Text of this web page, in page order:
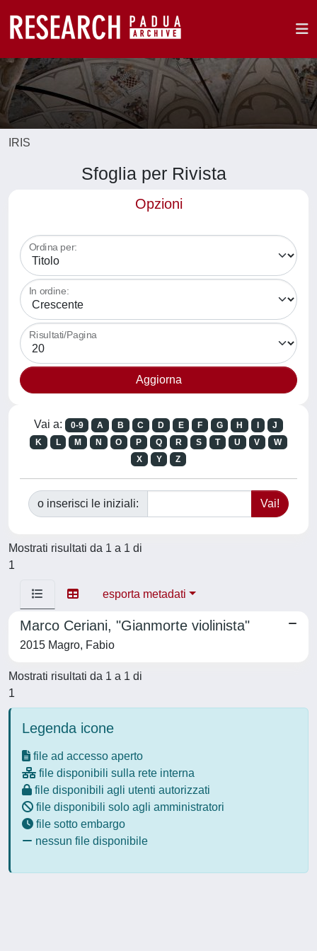
IRIS
Sfoglia per Rivista
Opzioni
Ordina per:
In ordine:
Risultati/Pagina
Vai a: 0-9 A B C D E F G H
J
K
L M N O P Q R S T U V
W
X
Y Z
o inserisci le iniziali:
Mostrati risultati da 1 a 1 di
1
esporta metadati
Marco Ceriani, "Gianmorte violinista"
2015 Magro, Fabio
Mostrati risultati da 1 a 1 di
1
Legenda icone
file ad accesso aperto
file disponibili sulla rete interna
file disponibili agli utenti autorizzati
file disponibili solo agli amministratori
file sotto embargo
nessun file disponibile